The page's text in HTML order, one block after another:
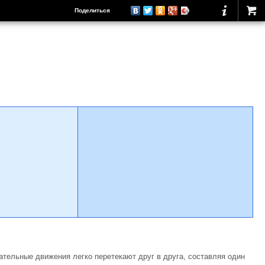
Поделиться
движения легко перетекают друг в друга, составляя один